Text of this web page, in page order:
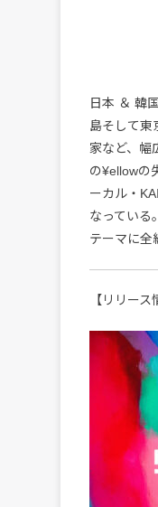
日本 ＆ 韓
島そして東
家など、幅
の¥ellowの
ーカル・
なっている
テーマに全
【リリース